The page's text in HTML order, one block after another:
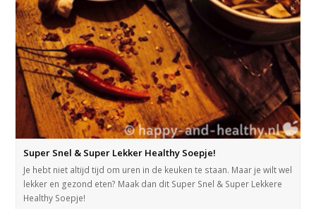
Super Snel & Super Lekker Healthy Soepje!
Je hebt niet altijd tijd om uren in de keuken te staan. Maar je wilt wel
lekker en gezond eten? Maak dan dit Super Snel & Super Lekkere
Healthy Soepje!